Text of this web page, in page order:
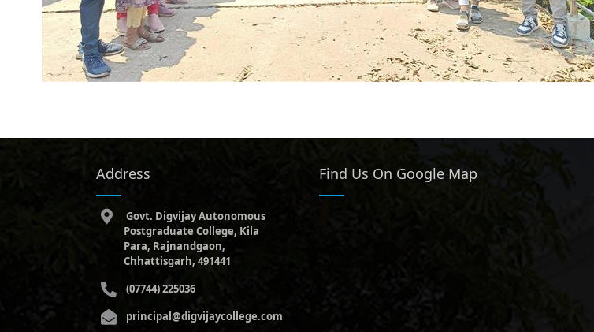
Address
Govt. Digvijay Autonomous
Postgraduate College, Kila
Para, Rajnandgaon,
Chhattisgarh, 491441
(07744) 225036
principal@digvijaycollege.com
Find Us On Google Map